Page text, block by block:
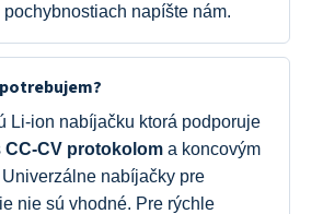
napíšte nám.
Li-ion nabíjačku ktorá podporuje
CC-CV protokolom a koncovým
Univerzálne nabíjačky pre
nie sú vhodné. Pre rýchle